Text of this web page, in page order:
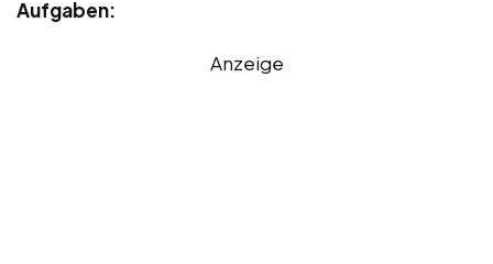
Aufgaben:
Anzeige